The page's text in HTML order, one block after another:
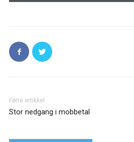
Førre artikkel
Stor nedgang i mobbetal